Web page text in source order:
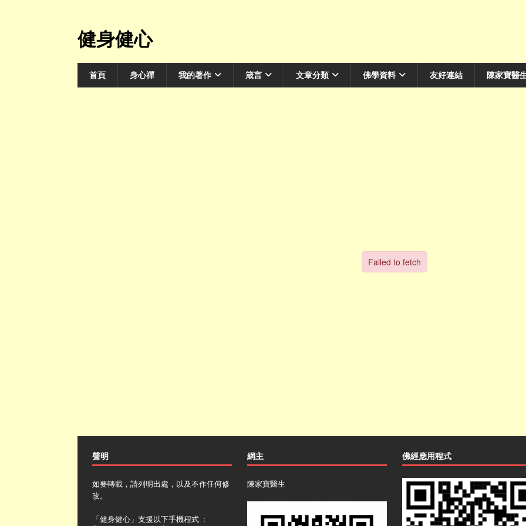
健身健心
首頁 身心禪 我的著作 箴言 文章分類 佛學資料 友好連結 陳家寶醫
聲明
如要轉載，請列明出處，以及不作任何修
改。
「健身健心」支援以下手機程式 ﹕
網主
陳家寶醫生
佛經應用程式